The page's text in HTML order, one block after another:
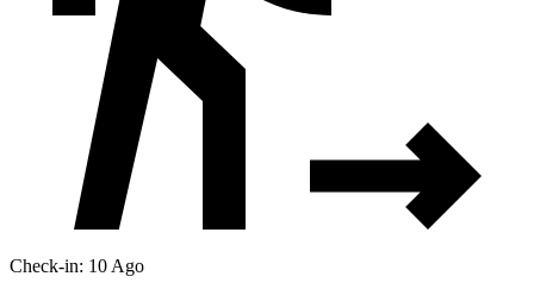
Check-in: 10 Ago